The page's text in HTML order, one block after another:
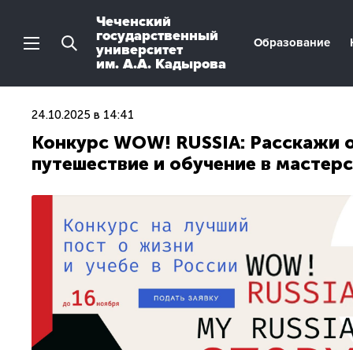
Чеченский
государственный
университет
им. А.А. Кадырова
Образование
24.10.2025 в 14:41
Конкурс WOW! RUSSIA:
путешествие и обучение в